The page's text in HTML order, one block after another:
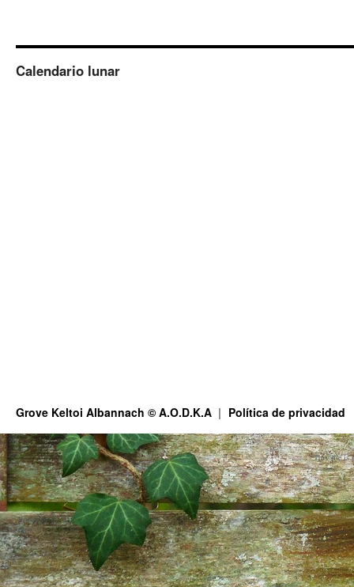
Calendario lunar
Grove Keltoi Albannach © A.O.D.K.A Política de privacidad
This site is